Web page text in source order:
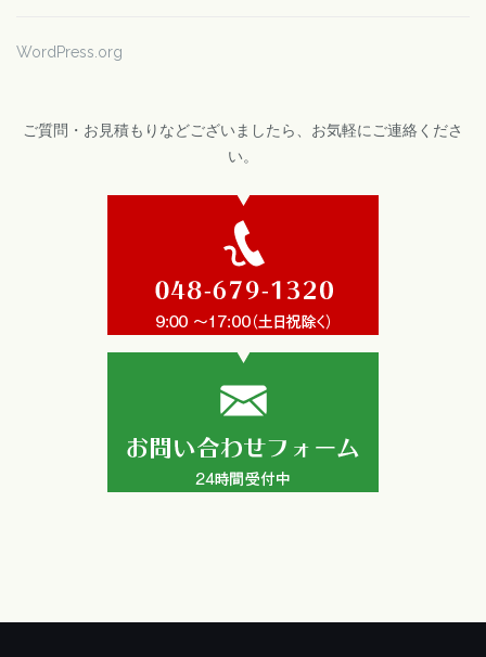
WordPress.org
ご質問・お見積もりなどございましたら、お気軽にご連絡くださ
い。